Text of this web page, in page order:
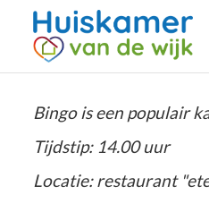
Bingo is een populair
Tijdstip: 14.00 uur
Locatie: restaurant